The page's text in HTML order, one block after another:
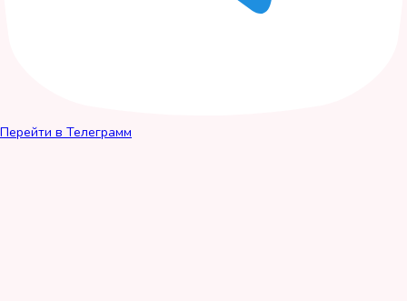
Перейти в Телеграмм